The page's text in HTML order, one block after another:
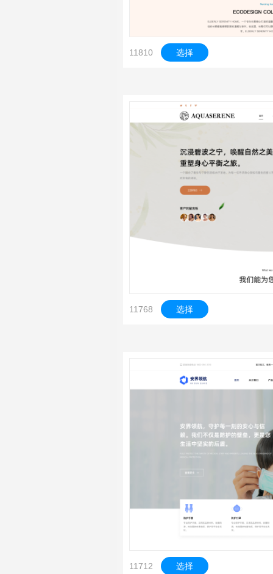
11810 选择
11768 选择
11712 选择